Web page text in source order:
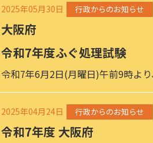
2025年05月30日 行政からのお知らせ
大阪府
令和7年度ふぐ処理試験
令和7年6月2日(月曜日)午前9時よ
2025年04月24日 行政からのお知らせ
令和7年度 大阪府